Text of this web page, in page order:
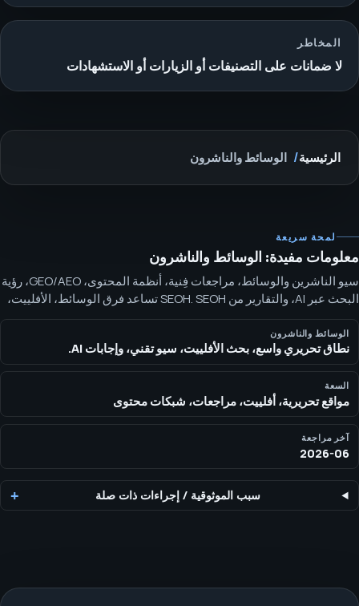
المخاطر
لا ضمانات على التصنيفات أو الزيارات أو الاستشهادات
الرئيسية الوسائط والناشرون
لمحة سريعة
معلومات مفيدة: الوسائط والناشرون
سيو الناشرين والوسائط، مراجعات فِنية، أنظمة المحتوى، GEO/AEO، رؤية
البحث عبر AI، والتقارير من SEOH. SEOH تساعد فرق الوسائط، الأفلييت،
مراجعات المحتوى، والنشر على تحويل التنظيف التقني، أنظمة المحتوى،
وضوح الكيانات، والتقارير إلى صفحات قابلة للتصنيف، تحصيل
الاستشهادات، والنمو المنظّم.
الوسائط والناشرون
نطاق تحريري واسع، بحث الأفلييت، سيو تقني، وإجابات AI.
السعة
مواقع تحريرية، أفلييت، مراجعات، شبكات محتوى
آخر مراجعة
2026-06
سبب الموثوقية /إجراءات ذات صلة